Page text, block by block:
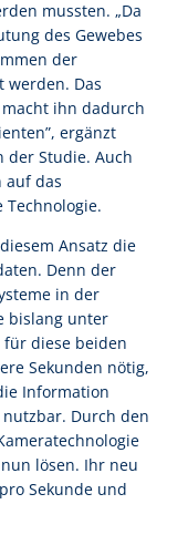
mussten. „Da
des Gewebes
der
werden. Das
ihn dadurch
ergänzt
der Studie. Auch
auf das
Ansatz die
Denn der
in der
bislang unter
für diese beiden
Sekunden nötig,
Information
Durch den
lösen. Ihr neu
Sekunde und